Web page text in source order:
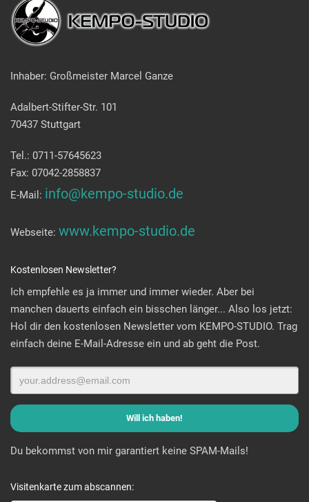
Inhaber: Großmeister Marcel Ganze
Adalbert-Stifter-Str. 101
70437 Stuttgart
Tel.: 0711-57645623
Fax: 07042-2858837
E-Mail: info@kempo-studio.de
Webseite: www.kempo-studio.de
Kostenlosen Newsletter?
Ich empfehle es ja immer und immer wieder. Aber bei
manchen dauerts einfach ein bisschen länger... Also los jetzt:
Hol dir den kostenlosen Newsletter vom KEMPO-STUDIO. Trag
einfach deine E-Mail-Adresse ein und ab geht die Post.
Du bekommst von mir garantiert keine SPAM-Mails!
Visitenkarte zum abscannen: